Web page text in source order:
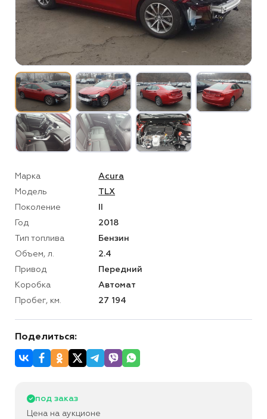
Марка
Acura
Модель
TLX
Поколение
Год
2018
Тип топлива
Бензин
Объем, л.
2.4
Привод
Передний
Коробка
Автомат
Пробег, км.
27 194
Поделиться:
под заказ
Цена на аукционе